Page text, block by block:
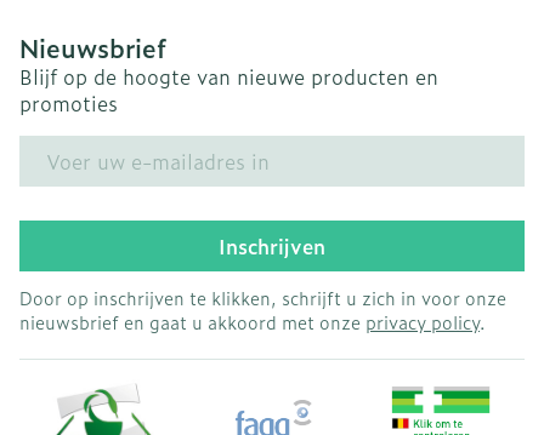
Nieuwsbrief
Blijf op de hoogte van nieuwe producten en
promoties
Inschrijven
Door op inschrijven te klikken, schrijft u zich in voor onze
nieuwsbrief en gaat u akkoord met onze privacy policy.